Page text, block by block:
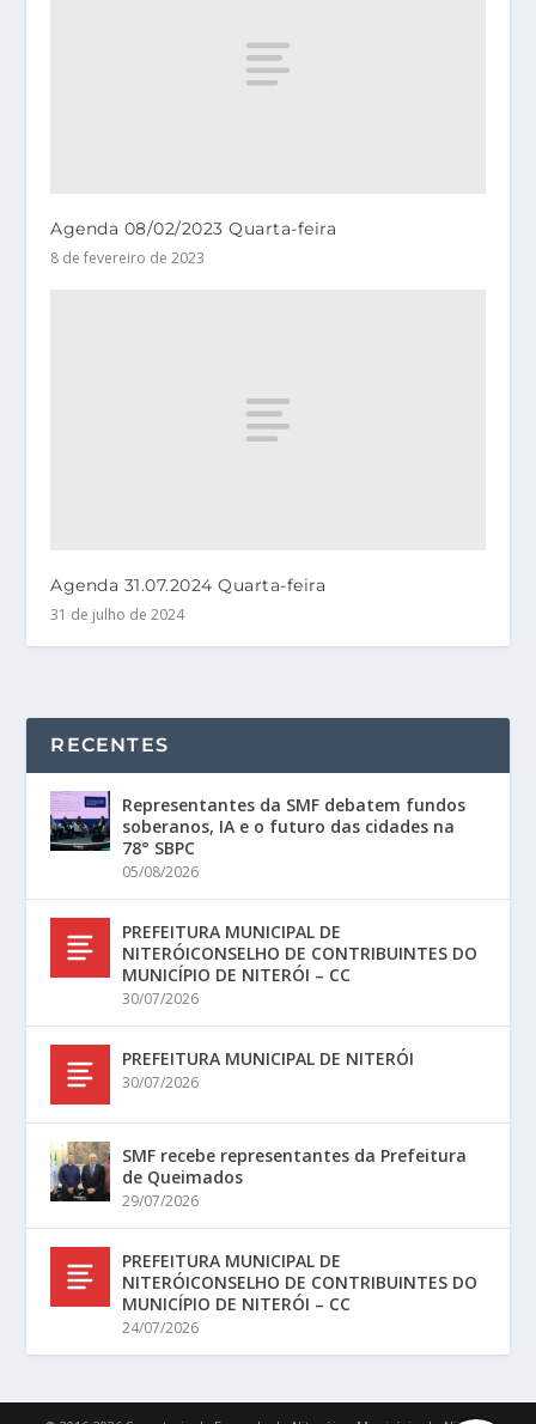
Agenda 08/02/2023 Quarta-feira
8 de fevereiro de 2023
Agenda 31.07.2024 Quarta-feira
31 de julho de 2024
RECENTES
Representantes da SMF debatem fundos
soberanos, IA e o futuro das cidades na
78° SBPC
05/08/2026
PREFEITURA MUNICIPAL DE
NITERÓICONSELHO DE CONTRIBUINTES DO
MUNICÍPIO DE NITERÓI – CC
30/07/2026
PREFEITURA MUNICIPAL DE NITERÓI
30/07/2026
SMF recebe representantes da Prefeitura
de Queimados
29/07/2026
PREFEITURA MUNICIPAL DE
NITERÓICONSELHO DE CONTRIBUINTES DO
MUNICÍPIO DE NITERÓI – CC
24/07/2026